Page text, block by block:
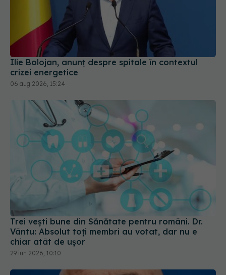
Ilie Bolojan, anunț despre spitale în contextul
crizei energetice
06 aug 2026, 15:24
Trei vești bune din Sănătate pentru români. Dr.
Vântu: Absolut toți membri au votat, dar nu e
chiar atât de ușor
29 iun 2026, 10:10